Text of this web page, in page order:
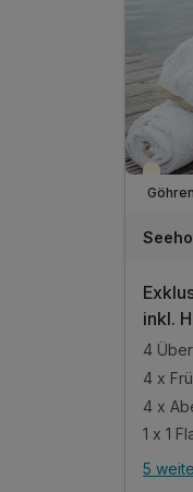
inkl.
inkl.
WAR
202
inkl.
4
4 x
1 x 1
Alle
5